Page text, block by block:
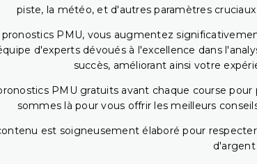
piste, la météo, et d'autres paramètres
PMU, vous augmentez
d'experts dévoués à l'excellence dans
succès, améliorant ainsi votre
PMU gratuits avant chaque course
sommes là pour vous offrir les meilleurs
est soigneusement élaboré pour
d'argent